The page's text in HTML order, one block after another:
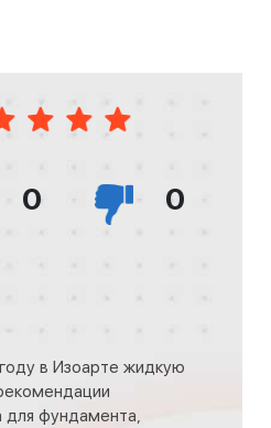
0 0
в Изоарте жидкую
для фундамента,